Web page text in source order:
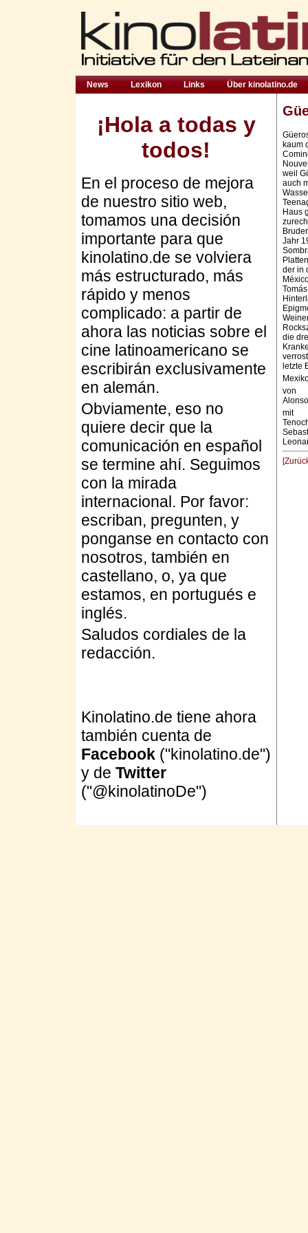
News Lexikon Links Über kinolatino.de
¡Hola a todas y
todos!
En el proceso de mejora
de nuestro sitio web,
tomamos una decisión
importante para que
kinolatino.de se volviera
más estructurado, más
rápido y menos
complicado: a partir de
ahora las noticias sobre el
cine latinoamericano se
escribirán exclusivamente
en alemán.
Obviamente, eso no
quiere decir que la
comunicación en español
se termine ahí. Seguimos
con la mirada
internacional. Por favor:
escriban, pregunten, y
ponganse en contacto con
nosotros, también en
castellano, o, ya que
estamos, en portugués e
inglés.
Saludos cordiales de la
redacción.
Kinolatino.de tiene ahora
también cuenta de
Facebook ("kinolatino.de")
y de Twitter
("@kinolatinoDe")
kaum
weil
auch
Haus
Jahr
der in
die
letzte
von
mit